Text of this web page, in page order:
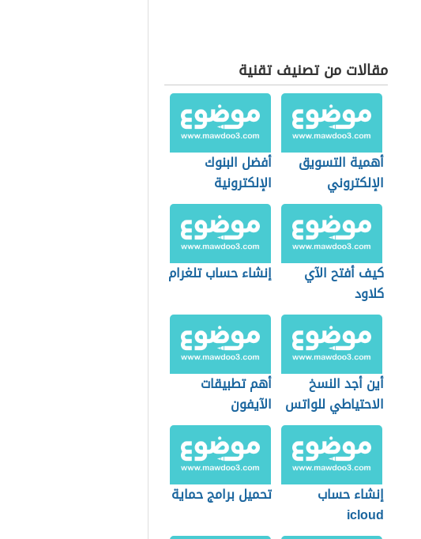
مقالات من تصنيف تقنية
أهمية التسويق
الإلكتروني
أفضل البنوك
الإلكترونية
كيف أفتح الآي
كلاود
إنشاء حساب تلغرام
أين أجد النسخ
الاحتياطي للواتس
آب
أهم تطبيقات
الآيفون
إنشاء حساب
icloud
تحميل برامج حماية